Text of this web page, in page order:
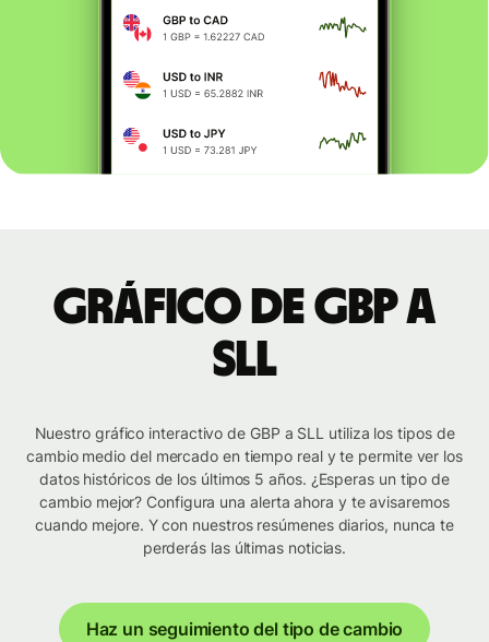
Gráfico de GBP a
SLL
Nuestro gráfico interactivo de GBP a SLL utiliza los tipos de
cambio medio del mercado en tiempo real y te permite ver los
datos históricos de los últimos 5 años. ¿Esperas un tipo de
cambio mejor? Configura una alerta ahora y te avisaremos
cuando mejore. Y con nuestros resúmenes diarios, nunca te
perderás las últimas noticias.
Haz un seguimiento del tipo de cambio